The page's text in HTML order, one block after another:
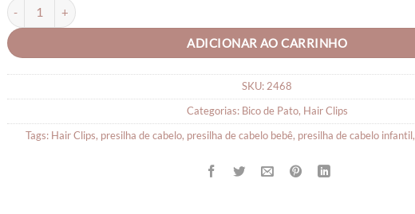
Presilha Hair Clips para Cabelo Pompom - Par quantidade
ADICIONAR AO CARRINHO
SKU:2468
Categorias: Bico de Pato, Hair Clips
Tags: Hair Clips, presilha de cabelo, presilha de cabelo bebê, presilha de cabelo infantil,